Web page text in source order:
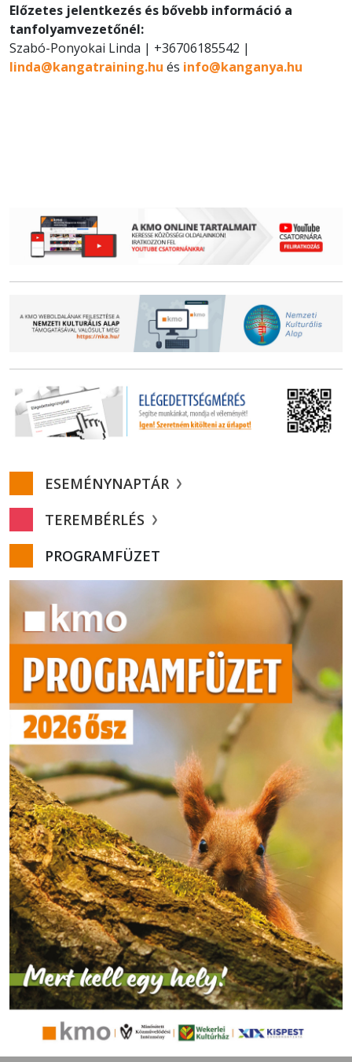
Előzetes jelentkezés és bővebb információ a
tanfolyamvezetőnél:
Szabó-Ponyokai Linda | +36706185542 |
linda@kangatraining.hu és info@kanganya.hu
ESEMÉNYNAPTÁR
TEREMBÉRLÉS
PROGRAMFÜZET